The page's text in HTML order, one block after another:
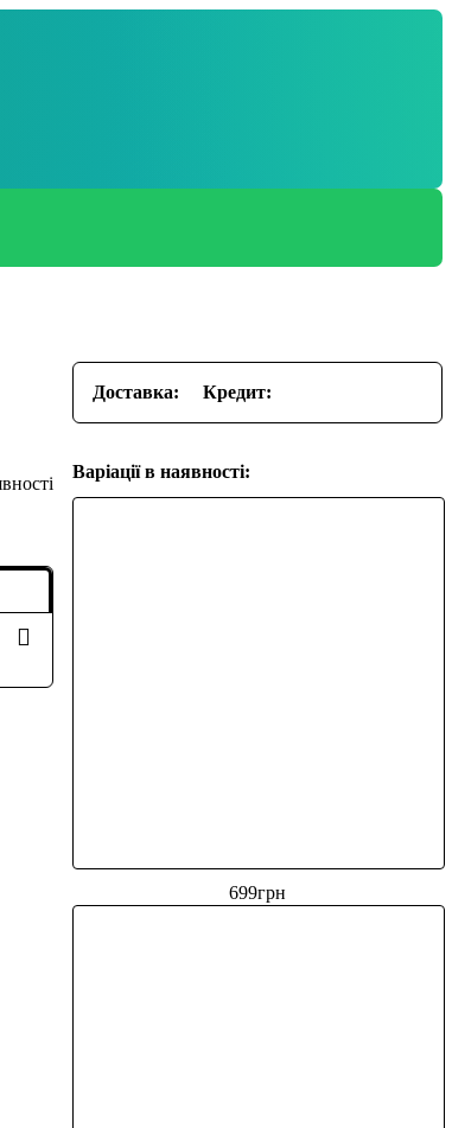
Доставка: Кредит:
Варіації в наявності:
699грн